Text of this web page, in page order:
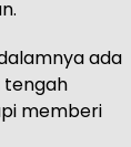
ada
tengah
memberi